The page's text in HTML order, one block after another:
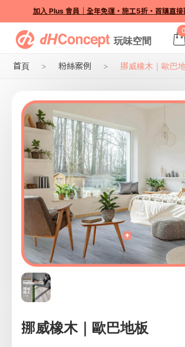
加入 Plus 會員｜全年免運・施工5折・首購直接
0
首頁 粉絲案例 挪威橡木｜歐巴
挪威橡木｜歐巴地板